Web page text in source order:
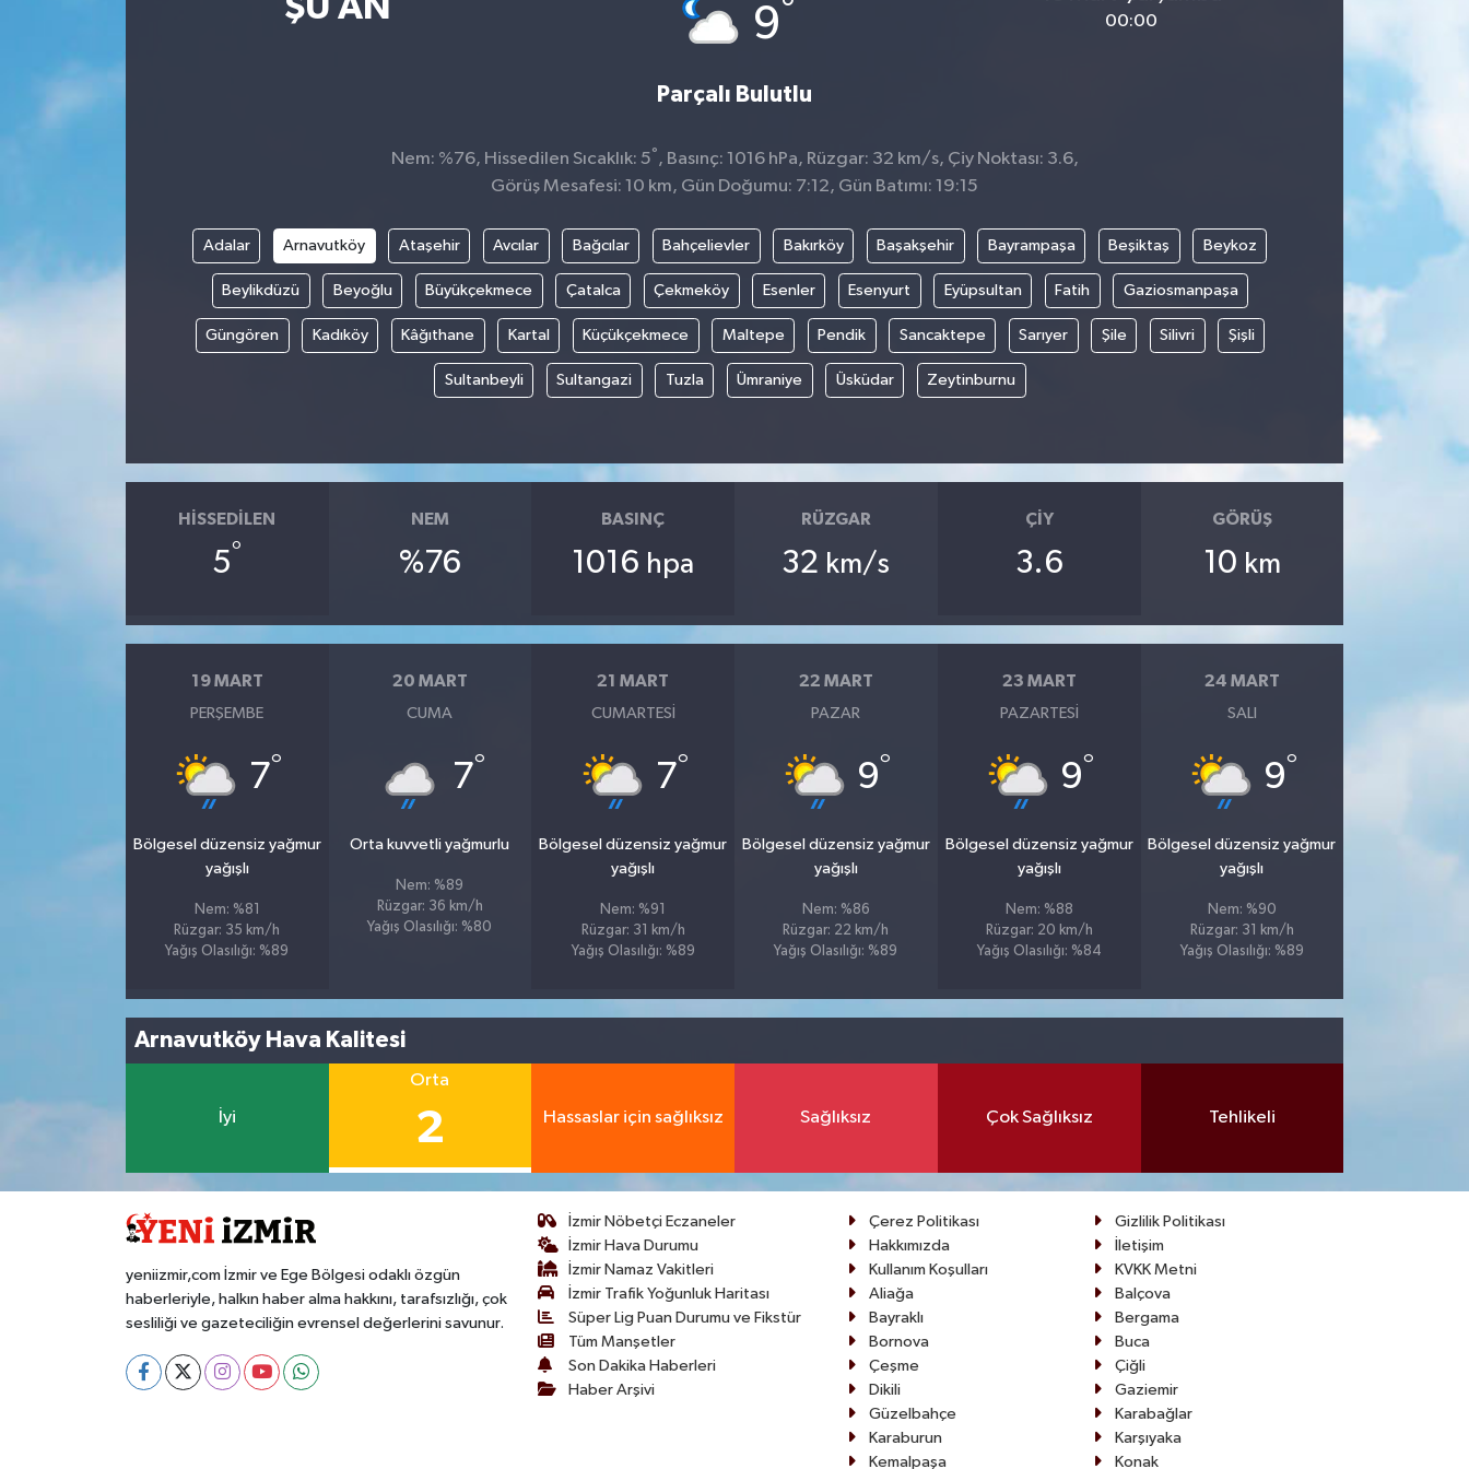
9°
Parçalı Bulutlu
00:00
Nem: %76, Hissedilen Sıcaklık: 5° , Basınç: 1016 hPa, Rüzgar: 32 km/s, Çiy Noktası: 3.6,
Görüş Mesafesi: 10 km, Gün Doğumu: 7:12, Gün Batımı: 19:15
Adalar Arnavutköy Ataşehir Avcılar Bağcılar Bahçelievler Bakırköy Başakşehir Bayrampaşa Beşiktaş Beykoz
Beylikdüzü Beyoğlu Büyükçekmece Çatalca Çekmeköy Esenler Esenyurt Eyüpsultan Fatih Gaziosmanpaşa
Güngören Kadıköy Kâğıthane Kartal Küçükçekmece Maltepe Pendik Sancaktepe Sarıyer Şile Silivri Şişli
Sultanbeyli Sultangazi Tuzla Ümraniye Üsküdar Zeytinburnu
HISSEDILEN
5°
NEM
%76
BASINÇ
1016 hpa
RÜZGAR
32 km/s
ÇIY
3.6
GÖRÜŞ
10 km
19 MART
PERŞEMBE
7°
Bölgesel düzensiz yağmur
yağışlı
Nem: %81
Rüzgar: 35 km/h
Yağış Olasılığı: %89
20 MART
CUMA
7°
Orta kuvvetli yağmurlu
Nem: %89
Rüzgar: 36 km/h
Yağış Olasılığı: %80
21 MART
CUMARTESI
7°
Bölgesel düzensiz yağmur
yağışlı
Nem: %91
Rüzgar: 31 km/h
Yağış Olasılığı: %89
22 MART
PAZAR
9°
Bölgesel düzensiz yağmur
yağışlı
Nem: %86
Rüzgar: 22 km/h
Yağış Olasılığı: %89
23 MART
PAZARTESI
9°
Bölgesel düzensiz yağmur
yağışlı
Nem: %88
Rüzgar: 20 km/h
Yağış Olasılığı: %84
24 MART
SALI
9°
Bölgesel düzensiz yağmur
yağışlı
Nem: %90
Rüzgar: 31 km/h
Yağış Olasılığı: %89
Arnavutköy Hava Kalitesi
İyi
Orta
2 Hassaslar için sağlıksız Sağlıksız Çok Sağlıksız Tehlikeli
yeniizmir,com İzmir ve Ege Bölgesi odaklı özgün
haberleriyle, halkın haber alma hakkını, tarafsızlığı, çok
sesliliği ve gazeteciliğin evrensel değerlerini savunur.
İzmir Nöbetçi Eczaneler
İzmir Hava Durumu
İzmir Namaz Vakitleri
İzmir Trafik Yoğunluk Haritası
Süper Lig Puan Durumu ve Fikstür
Tüm Manşetler
Son Dakika Haberleri
Haber Arşivi
Çerez Politikası
Gizlilik Politikası
Hakkımızda
İletişim
Kullanım Koşulları
KVKK Metni
Aliağa
Balçova
Bayraklı
Bergama
Bornova
Buca
Çeşme
Çiğli
Dikili
Gaziemir
Güzelbahçe
Karabağlar
Karaburun
Karşıyaka
Kemalpaşa
Konak
Okul Gazetesi